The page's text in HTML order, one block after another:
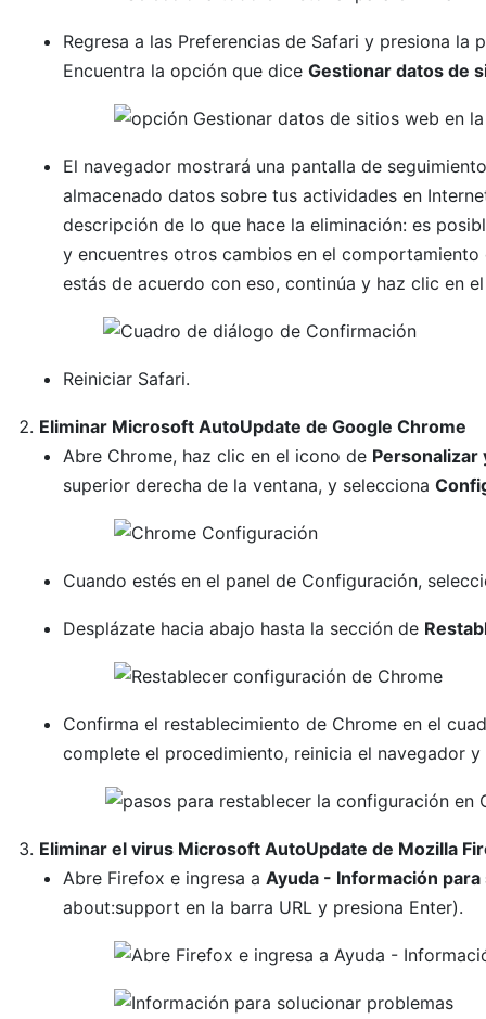
Regresa a las Preferencias de Safari y presiona la
Encuentra la opción que dice Gestionar datos de
El navegador mostrará una pantalla de
almacenado datos sobre tus actividades en
descripción de lo que hace la eliminación: es
y encuentres otros cambios en el
estás de acuerdo con eso, continúa y haz clic en
Reiniciar Safari.
Eliminar Microsoft AutoUpdate de Google Chrome
Abre Chrome, haz clic en el icono de Personalizar
superior derecha de la ventana, y selecciona
Cuando estés en el panel de Configuración,
Desplázate hacia abajo hasta la sección de
Confirma el restablecimiento de Chrome en el
complete el procedimiento, reinicia el navegador
Eliminar el virus Microsoft AutoUpdate de Mozilla
Abre Firefox e ingresa a Ayuda - Información
about:support en la barra URL y presiona Enter).